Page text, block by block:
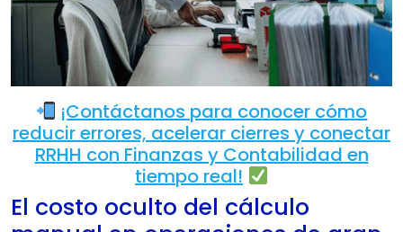
¡Contáctanos para conocer cómo
reducir errores, acelerar cierres y conectar
RRHH con Finanzas y Contabilidad en
tiempo real!
El costo oculto del cálculo